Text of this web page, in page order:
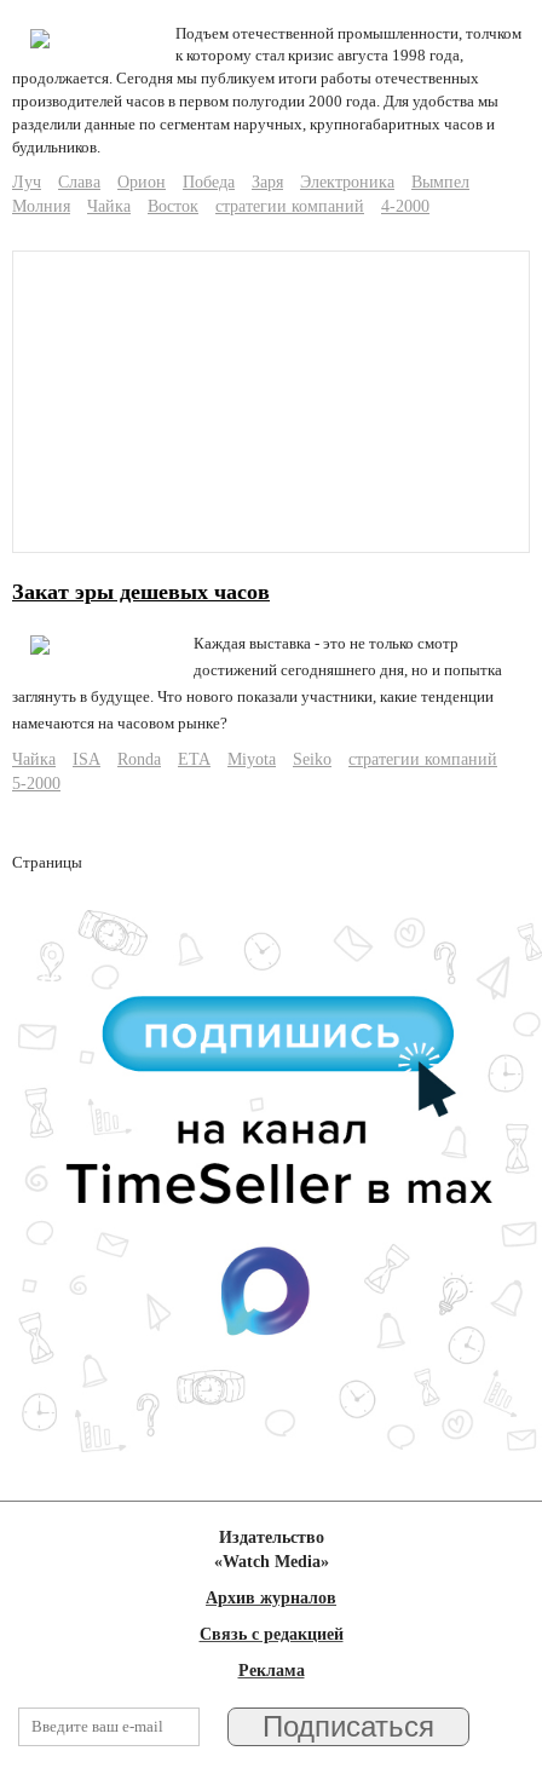
Подъем отечественной промышленности, толчком
к которому стал кризис августа 1998 года,
продолжается. Сегодня мы публикуем итоги работы отечественных
производителей часов в первом полугодии 2000 года. Для удобства мы
разделили данные по сегментам наручных, крупногабаритных часов и
будильников.
Луч
Слава Орион Победа Заря Электроника
Вымпел
Молния
Чайка Восток стратегии компаний 4-2000
Закат эры дешевых часов
Каждая выставка - это не только смотр
достижений сегодняшнего дня, но и попытка
заглянуть в будущее. Что нового показали участники, какие тенденции
намечаются на часовом рынке?
Чайка
ISA Ronda ETA Miyota Seiko
стратегии компаний
5-2000
Страницы
Издательство
«Watch Media»
Архив журналов
Связь с редакцией
Реклама